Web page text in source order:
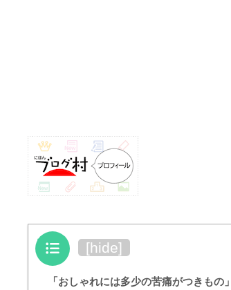
目次 [hide]
「おしゃれには多少の苦痛がつきも